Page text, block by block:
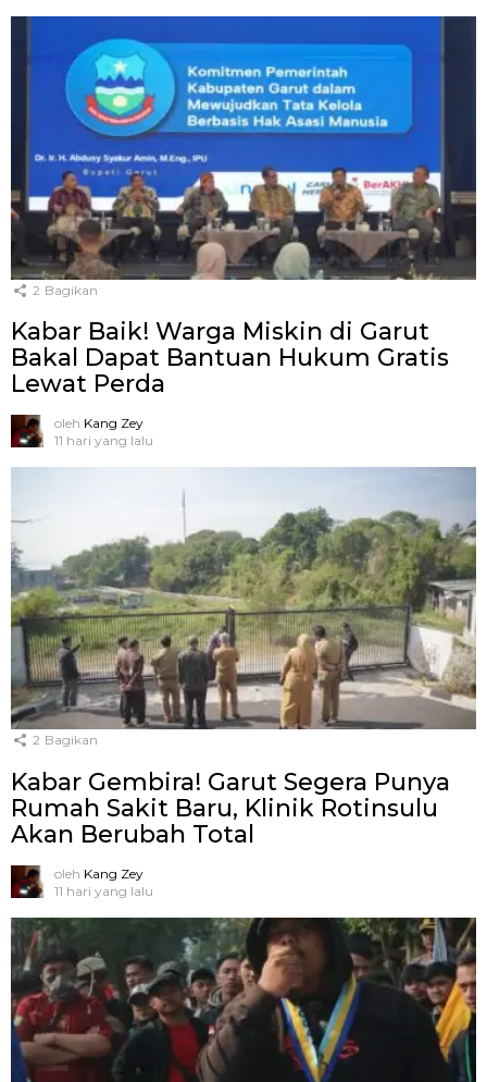
2 Bagikan
Kabar Baik! Warga Miskin di Garut
Bakal Dapat Bantuan Hukum Gratis
Lewat Perda
oleh Kang Zey
11 hari yang lalu
2 Bagikan
Kabar Gembira! Garut Segera Punya
Rumah Sakit Baru, Klinik Rotinsulu
Akan Berubah Total
oleh Kang Zey
11 hari yang lalu